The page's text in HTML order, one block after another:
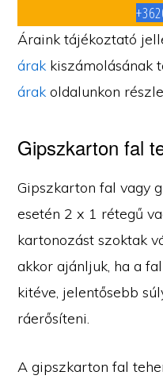
Áraink tájékoztató
árak kiszámolásának
árak oldalunkon
Gipszkarton fal
Gipszkarton fal vagy
esetén 2 x 1 rétegű
kartonozást szoktak
akkor ajánljuk, ha a
kitéve, jelentősebb
ráerősíteni.
A gipszkarton fal